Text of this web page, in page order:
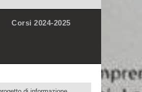
Corsi 2024-2025